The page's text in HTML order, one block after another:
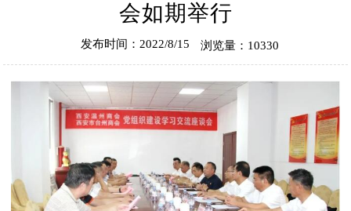
会如期举行
发布时间：2022/8/15 浏览量：10330